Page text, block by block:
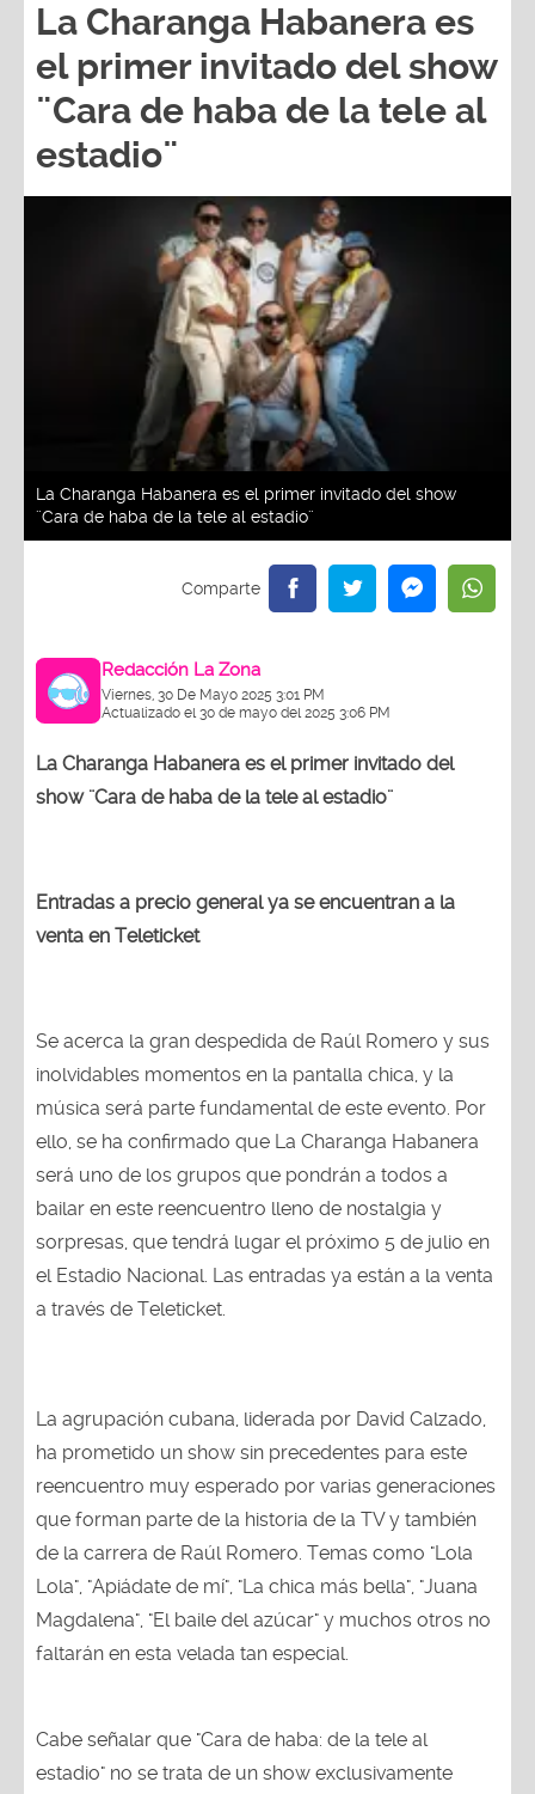
La Charanga Habanera es
el primer invitado del show
¨Cara de haba de la tele al
estadio¨
La Charanga Habanera es el primer invitado del show
¨Cara de haba de la tele al estadio¨
Redacción La Zona
Viernes, 30 De Mayo 2025 3:01 PM
Actualizado el 30 de mayo del 2025 3:06 PM
La Charanga Habanera es el primer invitado del
show ¨Cara de haba de la tele al estadio¨
Entradas a precio general ya se encuentran a la
venta en Teleticket
Se acerca la gran despedida de Raúl Romero y sus
inolvidables momentos en la pantalla chica, y la
música será parte fundamental de este evento. Por
ello, se ha confirmado que La Charanga Habanera
será uno de los grupos que pondrán a todos a
bailar en este reencuentro lleno de nostalgia y
sorpresas, que tendrá lugar el próximo 5 de julio en
el Estadio Nacional. Las entradas ya están a la venta
a través de Teleticket.
La agrupación cubana, liderada por David Calzado,
ha prometido un show sin precedentes para este
reencuentro muy esperado por varias generaciones
que forman parte de la historia de la TV y también
de la carrera de Raúl Romero. Temas como "Lola
Lola", "Apiádate de mí", "La chica más bella", "Juana
Magdalena", "El baile del azúcar" y muchos otros no
faltarán en esta velada tan especial.
Cabe señalar que "Cara de haba: de la tele al
estadio" no se trata de un show exclusivamente